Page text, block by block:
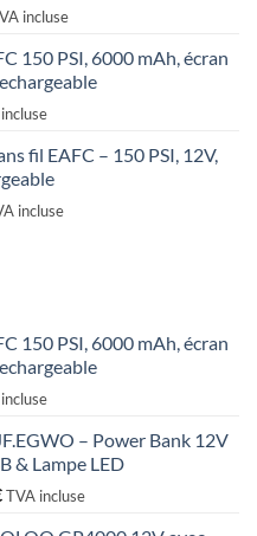
:
€.
incluse
150 PSI, 6000 mAh, écran
€.
fil EAFC – 150 PSI, 12V,
€
incluse
150 PSI, 6000 mAh, écran
€.
– Power Bank 12V
& Lampe LED
Plage
TVA incluse